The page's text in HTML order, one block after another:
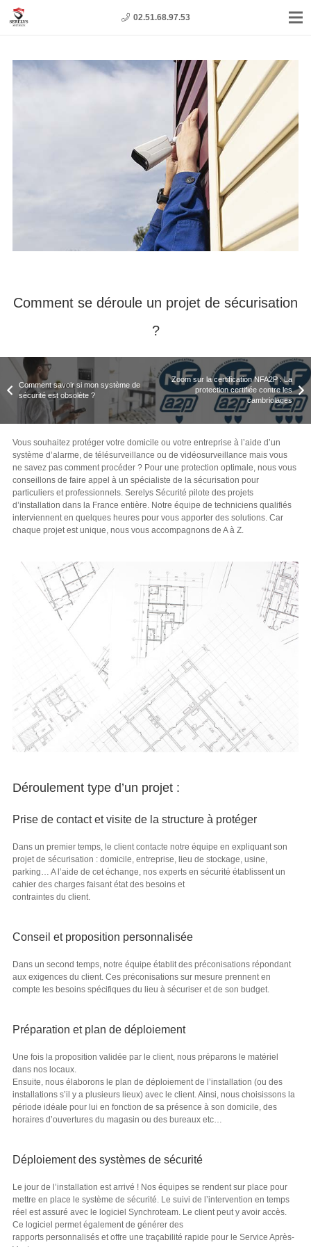
02.51.68.97.53
Comment se déroule un projet de sécurisation
?
Comment savoir si mon système de
sécurité est obsolète ?
Zoom sur la certification NFA2P : La
protection certifiée contre les
cambriolages
Vous souhaitez protéger votre domicile ou votre entreprise à l’aide d’un
système d’alarme, de télésurveillance ou de vidéosurveillance mais vous
ne savez pas comment procéder ? Pour une protection optimale, nous vous
conseillons de faire appel à un spécialiste de la sécurisation pour
particuliers et professionnels. Serelys Sécurité pilote des projets
d’installation dans la France entière. Notre équipe de techniciens qualifiés
interviennent en quelques heures pour vous apporter des solutions. Car
chaque projet est unique, nous vous accompagnons de A à Z.
Déroulement type d’un projet :
Prise de contact et visite de la structure à protéger
Dans un premier temps, le client contacte notre équipe en expliquant son
projet de sécurisation : domicile, entreprise, lieu de stockage, usine,
parking… A l’aide de cet échange, nos experts en sécurité établissent un
cahier des charges faisant état des besoins et
contraintes du client.
Conseil et proposition personnalisée
Dans un second temps, notre équipe établit des préconisations répondant
aux exigences du client. Ces préconisations sur mesure prennent en
compte les besoins spécifiques du lieu à sécuriser et de son budget.
Préparation et plan de déploiement
Une fois la proposition validée par le client, nous préparons le matériel
dans nos locaux.
Ensuite, nous élaborons le plan de déploiement de l’installation (ou des
installations s’il y a plusieurs lieux) avec le client. Ainsi, nous choisissons la
période idéale pour lui en fonction de sa présence à son domicile, des
horaires d’ouvertures du magasin ou des bureaux etc…
Déploiement des systèmes de sécurité
Le jour de l’installation est arrivé ! Nos équipes se rendent sur place pour
mettre en place le système de sécurité. Le suivi de l’intervention en temps
réel est assuré avec le logiciel Synchroteam. Le client peut y avoir accès.
Ce logiciel permet également de générer des
rapports personnalisés et offre une traçabilité rapide pour le Service Après-